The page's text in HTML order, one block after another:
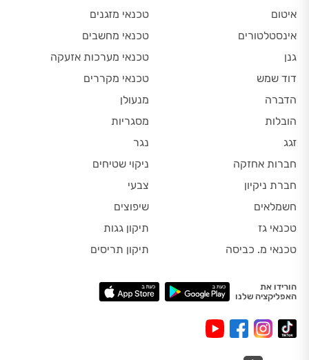
איטום
אינסטלטורים
גנן
דוד שמש
הדברה
הובלות
זגג
חברות אחזקה
חברת ניקיון
חשמלאים
טכנאי גז
טכנאי מ. כביסה
טכנאי מזגנים
טכנאי מחשבים
טכנאי מערכות אזעקה
טכנאי מקררים
מנעולן
מסגריות
נגר
ניקוי שטיחים
צבעי
שיפוצים
תיקון גגות
תיקון תריסים
הורידו את
האפליקציה שלנו